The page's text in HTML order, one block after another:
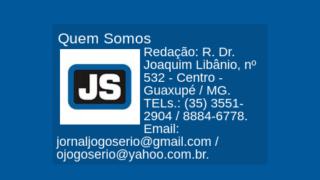
Quem Somos
Redação: R. Dr.
Joaquim Libânio, nº
532 - Centro -
Guaxupé / MG.
TELs.: (35) 3551-
2904 / 8884-6778.
Email:
jornaljogoserio@gmail.com /
ojogoserio@yahoo.com.br.